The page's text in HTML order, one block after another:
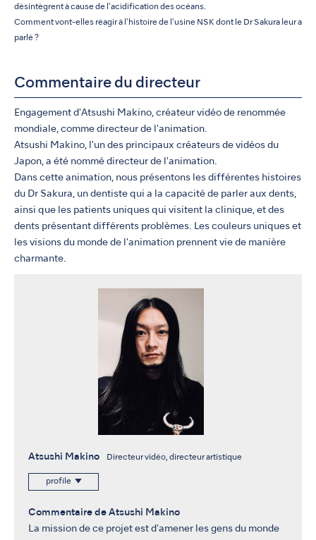
désintègrent à cause de l'acidification des océans.
Comment vont-elles réagir à l'histoire de l'usine NSK dont le Dr Sakura leur a
parlé ?
Commentaire du directeur
Engagement d'Atsushi Makino, créateur vidéo de renommée
mondiale, comme directeur de l'animation.
Atsushi Makino, l'un des principaux créateurs de vidéos du
Japon, a été nommé directeur de l'animation.
Dans cette animation, nous présentons les différentes histoires
du Dr Sakura, un dentiste qui a la capacité de parler aux dents,
ainsi que les patients uniques qui visitent la clinique, et des
dents présentant différents problèmes. Les couleurs uniques et
les visions du monde de l'animation prennent vie de manière
charmante.
Atsushi Makino Directeur vidéo, directeur artistique
profile
Commentaire de Atsushi Makino
La mission de ce projet est d'amener les gens du monde